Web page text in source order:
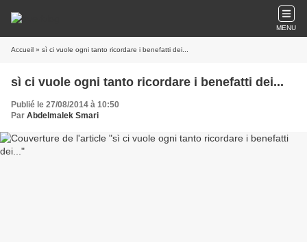
MENU
Accueil » sì ci vuole ogni tanto ricordare i benefatti dei...
sì ci vuole ogni tanto ricordare i benefatti dei...
Publié le 27/08/2014 à 10:50
Par Abdelmalek Smari